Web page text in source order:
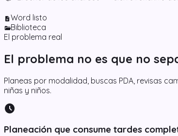
descriptionWord listo
folder_openBiblioteca
El problema real
El problema no es que no
Planeas por modalidad, buscas PDA, revisas
niñas y niños.
schedule
Planeación que consume tardes